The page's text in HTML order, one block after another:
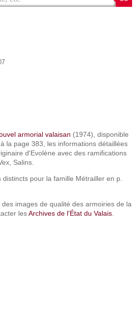
armorial valaisan (1974), disponible
la page 383, les informations détaillées
d'Evolène avec des ramifications
Salins.
pour la famille Métrailler en p.
images de qualité des armoiries de la
lesArchives de l'État du Valais